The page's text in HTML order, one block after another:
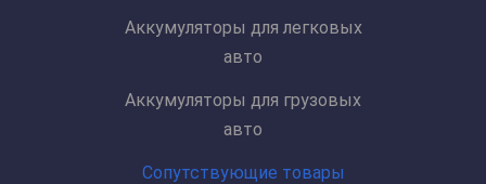
Аккумуляторы для легковых
авто
Аккумуляторы для грузовых
авто
Сопутствующие товары